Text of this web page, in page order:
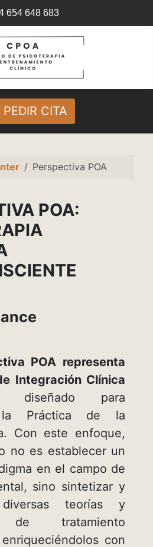
654 648 683
PEDIR CITA
Perspectiva POA
POA:
POA representa
Integración Clínica
diseñado para
la Práctica de la
Con este enfoque,
no es establecer un
en el campo de
sino sintetizar y
diversas teorías y
de tratamiento
con